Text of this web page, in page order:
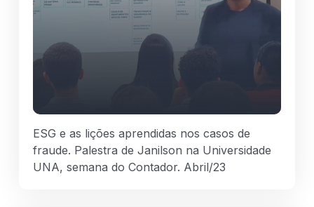
ESG e as lições aprendidas nos casos de
fraude. Palestra de Janilson na Universidade
UNA, semana do Contador. Abril/23